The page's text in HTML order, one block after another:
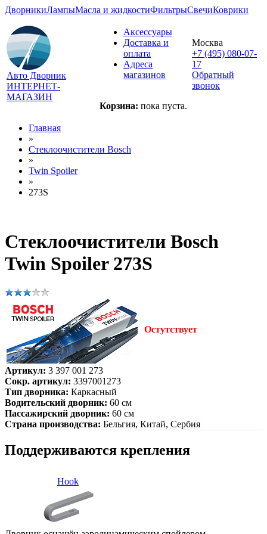
ДворникиЛампыМасла и жидкостиФильтрыСвечиКоврики
Авто Дворник
ИНТЕРНЕТ-
МАГАЗИН
Аксессуары
Доставка и
оплата
Адреса
магазинов
Корзина: пока пуста.
Москва
+7 (495) 080-07-
17
Обратный
звонок
Главная
»
Стеклоочистители Bosch
»
Twin Spoiler
»
273S
Стеклоочистители Bosch
Twin Spoiler 273S
Остутствует
Артикул: 3 397 001 273
Сокр. артикул: 3397001273
Тип дворника: Каркасный
Водительский дворник: 60 см
Пассажирский дворник: 60 см
Страна производства: Бельгия, Китай, Сербия
Поддерживаются крепления
Hook